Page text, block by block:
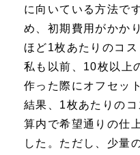
に向いている方法で
め、初期費用がかか
ほど1枚あたりのコス
私も以前、10枚以上
作った際にオフセッ
結果、1枚あたりの
算内で希望通りの仕
した。ただし、少量